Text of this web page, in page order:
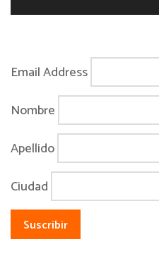
Email Address
Nombre
Apellido
Ciudad